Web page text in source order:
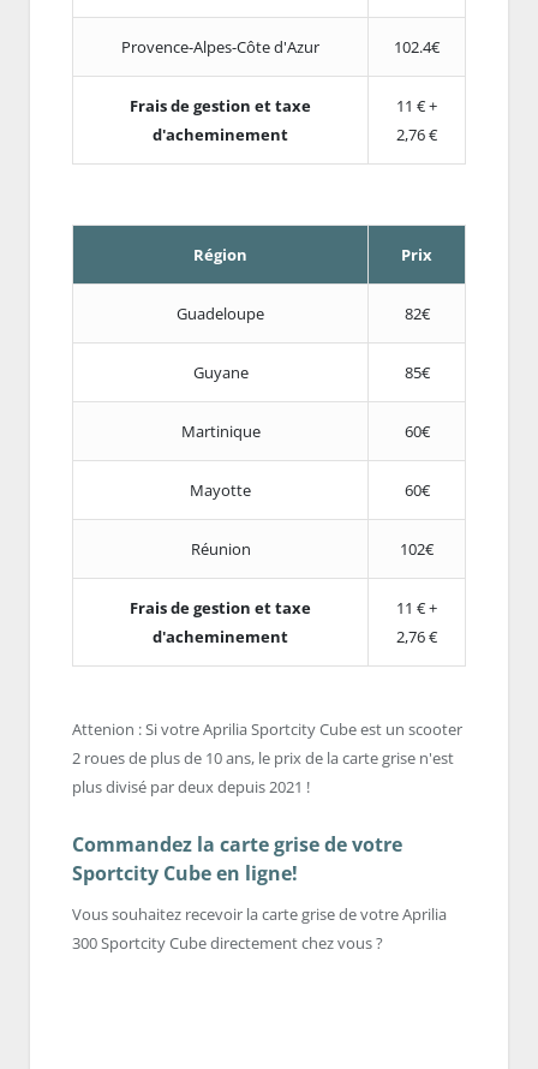
Provence-Alpes-Côte d'Azur 102.4€
Frais de gestion et taxe
d'acheminement
11 € +
2,76 €
Région Prix
Guadeloupe 82€
Guyane 85€
Martinique 60€
Mayotte 60€
Réunion 102€
Frais de gestion et taxe
d'acheminement
11 € +
2,76 €
Attenion : Si votre Aprilia Sportcity Cube est un scooter
2 roues de plus de 10 ans, le prix de la carte grise n'est
plus divisé par deux depuis 2021 !
Commandez la carte grise de votre
Sportcity Cube en ligne!
Vous souhaitez recevoir la carte grise de votre Aprilia
300 Sportcity Cube directement chez vous ?